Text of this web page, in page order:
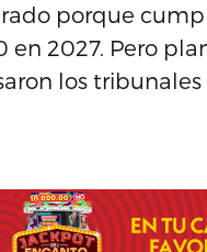
porque
en 2027. Pero
los tribunales